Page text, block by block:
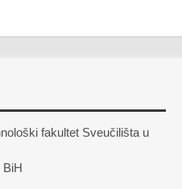
fakultet Sveučilišta u